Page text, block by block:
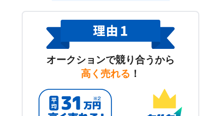
オークションで競り合うから
高く売れる ！